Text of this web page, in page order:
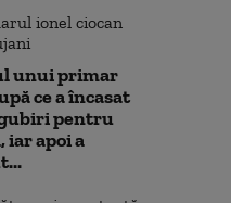
unui primar
ce a încasat
pentru
iar apoi a